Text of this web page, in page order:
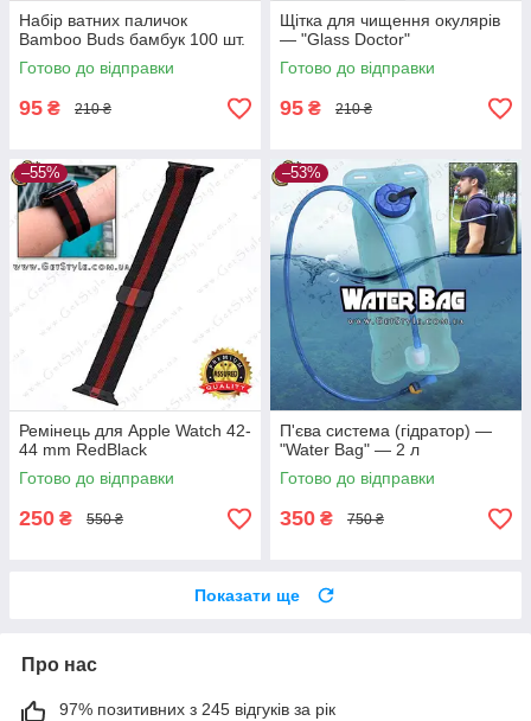
Набір ватних паличок
Bamboo Buds бамбук 100 шт.
Готово до відправки
95 ₴ 210 ₴
Щітка для чищення окулярів
— "Glass Doctor"
Готово до відправки
95 ₴ 210 ₴
–55%
Ремінець для Apple Watch 42-
44 mm RedBlack
Готово до відправки
250 ₴ 550 ₴
–53%
П'єва система (гідратор) —
"Water Bag" — 2 л
Готово до відправки
350 ₴ 750 ₴
Показати ще
Про нас
97% позитивних з 245 відгуків за рік